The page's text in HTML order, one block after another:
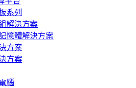
系列
解決方案
憶體解決方案
方案
方案
腦